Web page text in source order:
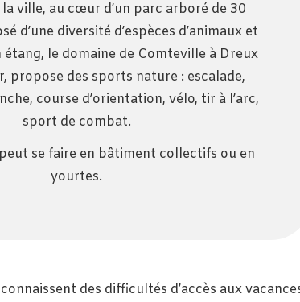
ville, au cœur d’un parc arboré de 30
d’une diversité d’espèces d’animaux et
étang, le domaine de Comteville à Dreux
propose des sports nature : escalade,
course d’orientation, vélo, tir à l’arc,
sport de combat.
se faire en bâtiment collectifs ou en
yourtes.
des difficultés d’accès aux